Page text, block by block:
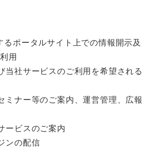
るポータルサイト上での情報開示及
用
当社サービスのご利用を希望される
ミナー等のご案内、運営管理、広報
ービスのご案内
ンの配信